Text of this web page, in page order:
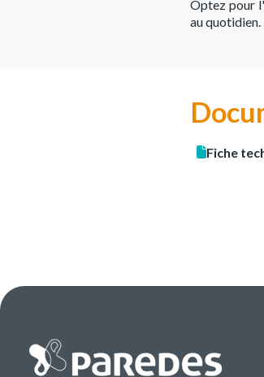
Optez pour
au quotidien.
Fiche